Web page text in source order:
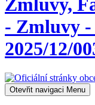
- Zmluvy
2025/12/
Otevřit navigaci Menu